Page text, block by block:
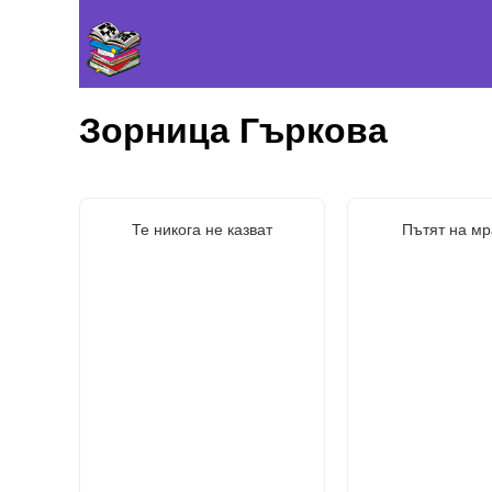
Зорница Гъркова
Те никога не казват Пътят на